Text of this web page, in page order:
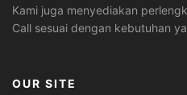
Kami juga menyediakan
Call sesuai dengan kebutuhan
OUR SITE